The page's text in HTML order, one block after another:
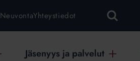
NeuvontaYhteystiedot
Jäsenyys ja palvelut